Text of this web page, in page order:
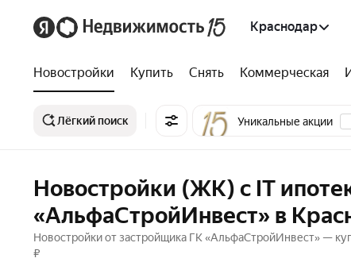
Краснодар
Новостройки Купить Снять Коммерческая
Лёгкий поиск Уникальные акции
Новостройки (ЖК) с IT
«АльфаСтройИнвест» в
Новостройки от застройщика ГК «АльфаСтройИнвест» —
₽